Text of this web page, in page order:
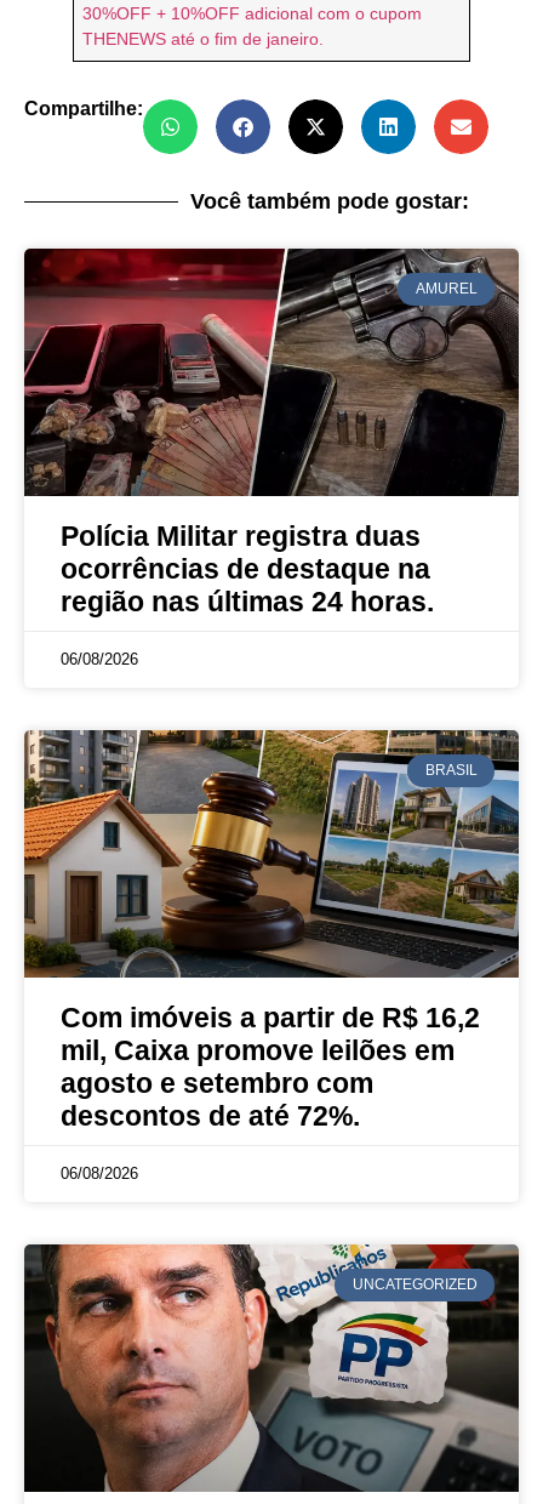
30%OFF + 10%OFF adicional com o cupom
THENEWS até o fim de janeiro.
Compartilhe:
Você também pode gostar:
AMUREL
Polícia Militar registra duas
ocorrências de destaque na
região nas últimas 24 horas.
06/08/2026
BRASIL
Com imóveis a partir de R$ 16,2
mil, Caixa promove leilões em
agosto e setembro com
descontos de até 72%.
06/08/2026
UNCATEGORIZED